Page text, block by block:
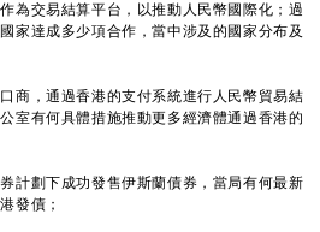
為交易結算平台，以推動人民幣國際化；過
家達成多少項合作，當中涉及的國家分布及
商，通過香港的支付系統進行人民幣貿易結
室有何具體措施推動更多經濟體通過香港的
計劃下成功發售伊斯蘭債券，當局有何最新
發債；